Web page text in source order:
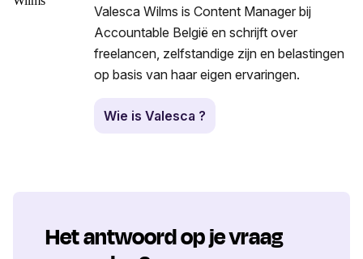
Valesca Wilms is Content Manager bij
Accountable België en schrijft over
freelancen, zelfstandige zijn en belastingen
op basis van haar eigen ervaringen.
Wie is Valesca ?
Het antwoord op je vraag